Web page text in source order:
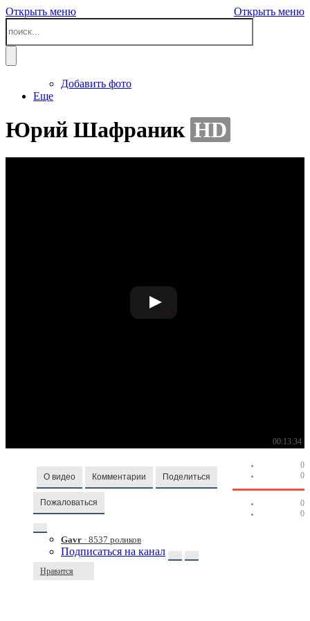
Открыть меню Открыть меню
Добавить фото
Еще
Юрий Шафраник HD
00:13:34
О видео Комментарии Поделиться
Пожаловаться
Gavr · 8537 роликов
Подписаться на канал
Нравится
0
0
0
0